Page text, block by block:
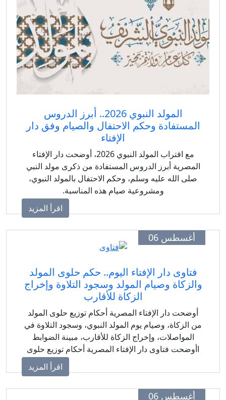
المولد النبوي 2026.. أبرز الدروس
المستفادة وحكم الاحتفال والصيام وفق دار
مع اقتراب المولد النبوي 2026، أوضحت دار الإفتاء
المصرية أبرز الدروس المستفادة من ذكرى مولد النبي
صلى الله عليه وسلم، وحكم الاحتفال بالمولد النبوي،
ومشروعية صيام هذه المناسبة.
اقرأ المزيد
أغسطس 06
فتاوى دار الإفتاء اليوم.. حكم حلوى المولد
وصيام المولد وسجود التلاوة وإخراج
الزكاة للأقارب
أوضحت دار الإفتاء المصرية أحكام توزيع حلوى المولد
الزكاة، وصيام يوم المولد النبوي، وسجود التلاوة في
المواصلات، وإخراج الزكاة للأقارب، مبينة الضوابط
اأوضحت فتاوى دار الإفتاء المصرية أحكام توزيع حلوى
المولد من الزكاة، وصيام يوم المولد النبوي، وسجود
التلاوة في المواصلات، وإخراج الزكاة للأقارب وفق
الضوابط الشرعية.لشرعية لكل مسألة.
اقرأ المزيد
أغسطس 06